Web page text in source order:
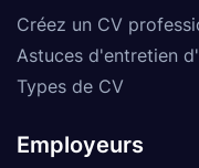
Créez un CV
Astuces d'entretien
Types de CV
Employeurs